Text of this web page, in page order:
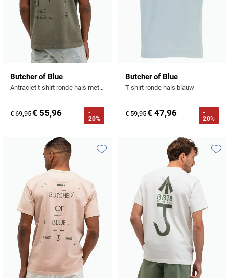
Butcher of Blue
Antraciet t-shirt ronde hals met backprint
€ 69,95€ 55,96
-
20%
Butcher of Blue
T-shirt ronde hals blauw
€ 59,95€ 47,96
-
20%
Toevoegen aan favorieten